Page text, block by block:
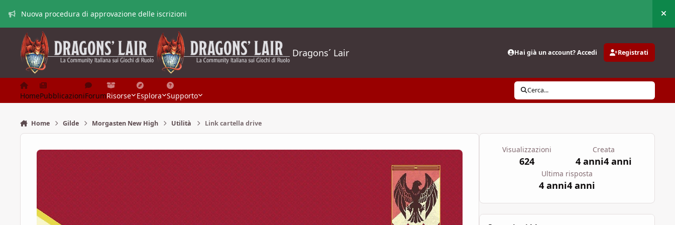
Nuova procedura di approvazione delle iscrizioni
Dragons´ Lair Hai già un account? Accedi Registrati
HomePubblicazioniForumRisorse Esplora Supporto
Cerca...
Home Gilde Morgasten New High Utilità Link cartella drive
Visualizzazioni
624
Creata
4 anni4 anni
Ultima risposta
4 anni4 anni